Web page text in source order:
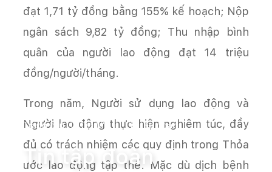
Trang chủ Tin tức Tin tập đoàn
Tin tập đoàn
đạt 1,71 tỷ đồng bằng 155% kế hoạch; Nộp
ngân sách 9,82 tỷ đồng; Thu nhập bình
quân của người lao động đạt 14 triệu
đồng/người/tháng.
Trong năm, Người sử dụng lao động và
Người lao động thực hiện nghiêm túc, đầy
đủ có trách nhiệm các quy định trong Thỏa
ước lao động tập thể. Mặc dù dịch bệnh